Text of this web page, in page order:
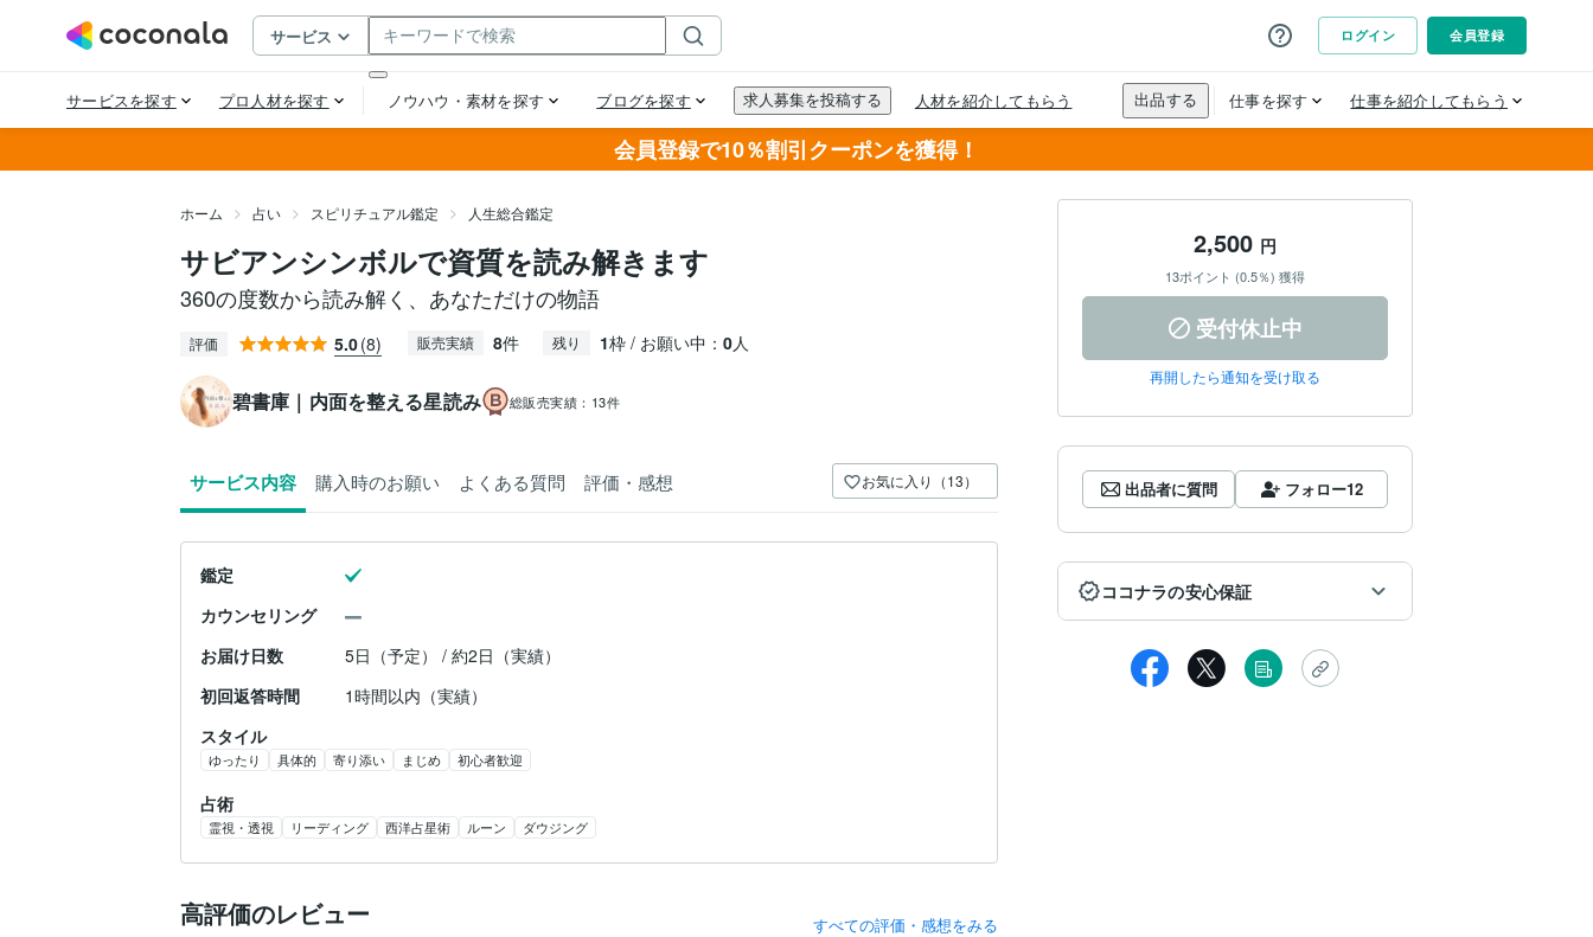
会員登録で10％割引クーポンを獲得！
ホーム 占い スピリチュアル鑑定 人生総合鑑定
サビアンシンボルで資質を読み解きます
​​360の度数から読み解く、あなただけの物語
評価 5.0(8) 販売実績 8件 残り 1枠 / お願い中： 0人
碧書庫｜内面を整える星読み 総販売実績： 13件
サービス内容 購入時のお願い よくある質問 評価・感想 お気に入り（13）
鑑定
カウンセリング
お届け日数
5日（予定） / 約2日（実績）
初回返答時間
1時間以内（実績）
スタイル
ゆったり 具体的 寄り添い まじめ 初心者歓迎
占術
霊視・透視 リーディング 西洋占星術 ルーン ダウジング
高評価のレビュー すべての評価・感想をみる
2,500 円
13ポイント (0.5％) 獲得
受付休止中
再開したら通知を受け取る
出品者に質問 フォロー12
ココナラの安心保証